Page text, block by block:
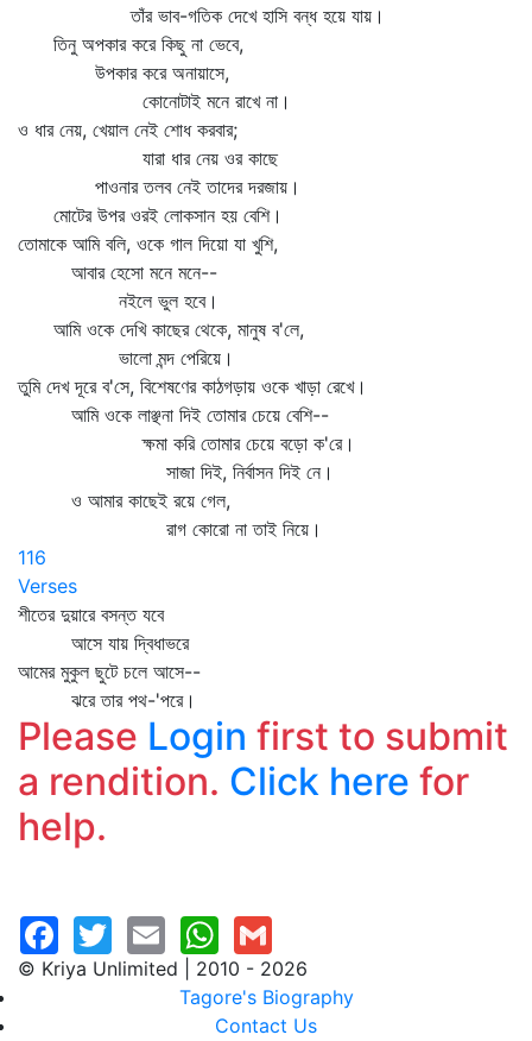
তাঁর ভাব-গতিক দেখে হাসি বন্ধ হয়ে যায়।
তিনু অপকার করে কিছু না ভেবে,
উপকার করে অনায়াসে,
কোনোটাই মনে রাখে না।
ও ধার নেয়, খেয়াল নেই শোধ করবার;
যারা ধার নেয় ওর কাছে
পাওনার তলব নেই তাদের দরজায়।
মোটের উপর ওরই লোকসান হয় বেশি।
তোমাকে আমি বলি, ওকে গাল দিয়ো যা খুশি,
আবার হেসো মনে মনে--
নইলে ভুল হবে।
আমি ওকে দেখি কাছের থেকে, মানুষ ব'লে,
ভালো মন্দ পেরিয়ে।
তুমি দেখ দূরে ব'সে, বিশেষণের কাঠগড়ায় ওকে খাড়া রেখে।
আমি ওকে লাঞ্ছনা দিই তোমার চেয়ে বেশি--
ক্ষমা করি তোমার চেয়ে বড়ো ক'রে।
সাজা দিই, নির্বাসন দিই নে।
ও আমার কাছেই রয়ে গেল,
রাগ কোরো না তাই নিয়ে।
116
Verses
শীতের দুয়ারে বসন্ত যবে
আসে যায় দ্বিধাভরে
আমের মুকুল ছুটে চলে আসে--
ঝরে তার পথ-'পরে।
Please Login first to submit
a rendition. Click here for
help.
© Kriya Unlimited | 2010 - 2026
Tagore's Biography
Contact Us